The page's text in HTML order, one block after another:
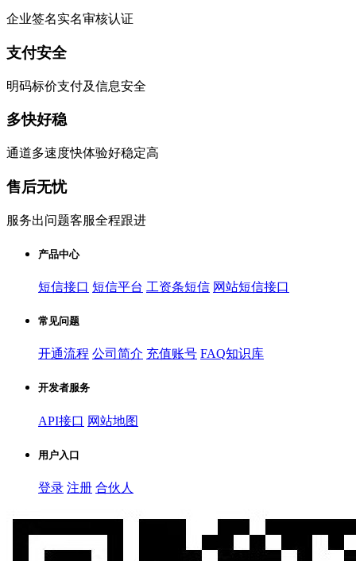
企业签名实名审核认证
支付安全
明码标价支付及信息安全
多快好稳
通道多速度快体验好稳定高
售后无忧
服务出问题客服全程跟进
产品中心
短信接口 短信平台 工资条短信 网站短信接口
常见问题
开通流程 公司简介 充值账号 FAQ知识库
开发者服务
API接口 网站地图
用户入口
登录 注册 合伙人